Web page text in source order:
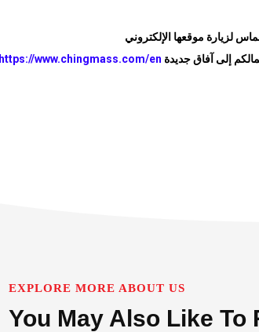
https://www.chingmass.com/en إلى آفاق جديدة
EXPLORE MORE ABOUT US
You May Also Like To